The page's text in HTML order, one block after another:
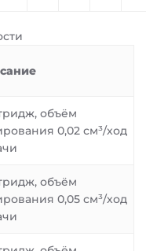
объём
0,02 см³/ход
объём
0,05 см³/ход